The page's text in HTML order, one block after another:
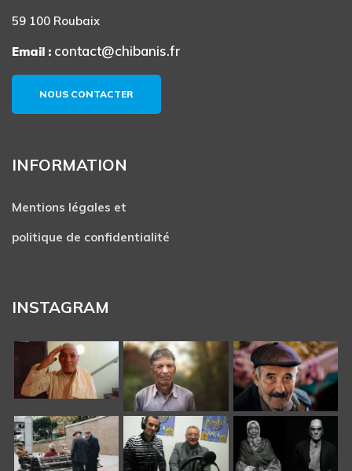
59 100 Roubaix
Email : contact@chibanis.fr
NOUS CONTACTER
INFORMATION
Mentions légales et
politique de confidentialité
INSTAGRAM